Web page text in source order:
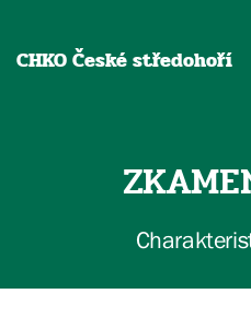
CHKO České středohoří